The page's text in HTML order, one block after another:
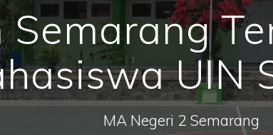
UIN
MA Negeri 2 Semarang